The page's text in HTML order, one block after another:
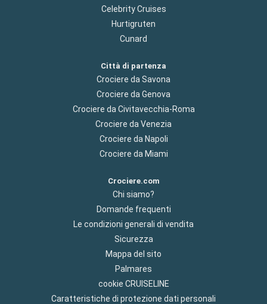
Celebrity Cruises
Hurtigruten
Cunard
Città di partenza
Crociere da Savona
Crociere da Genova
Crociere da Civitavecchia-Roma
Crociere da Venezia
Crociere da Napoli
Crociere da Miami
Crociere.com
Chi siamo?
Domande frequenti
Le condizioni generali di vendita
Sicurezza
Mappa del sito
Palmares
cookie CRUISELINE
Caratteristiche di protezione dati personali